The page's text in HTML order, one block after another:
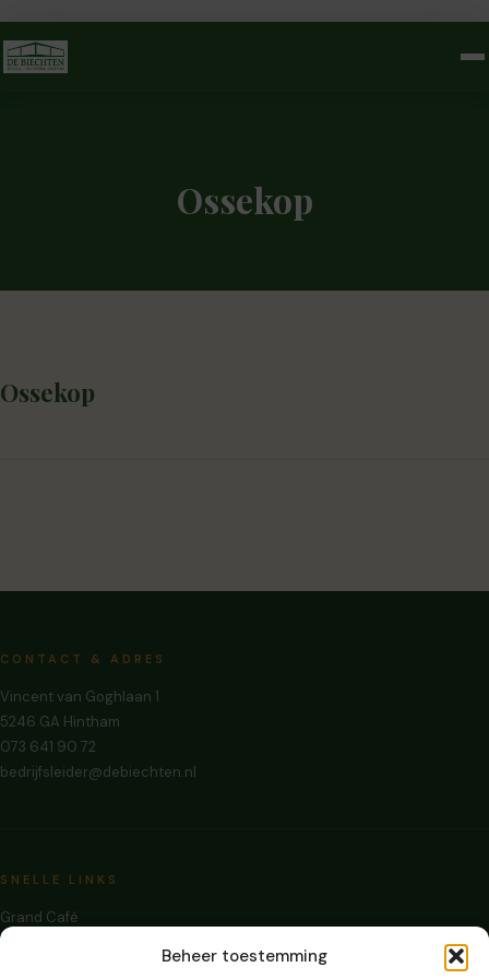
Beheer toestemming
Ossekop
Ossekop
CONTACT & ADRES
Vincent van Goghlaan 1
5246 GA Hintham
073 641 90 72
bedrijfsleider@debiechten.nl
SNELLE LINKS
Grand Café
Zalen Huren